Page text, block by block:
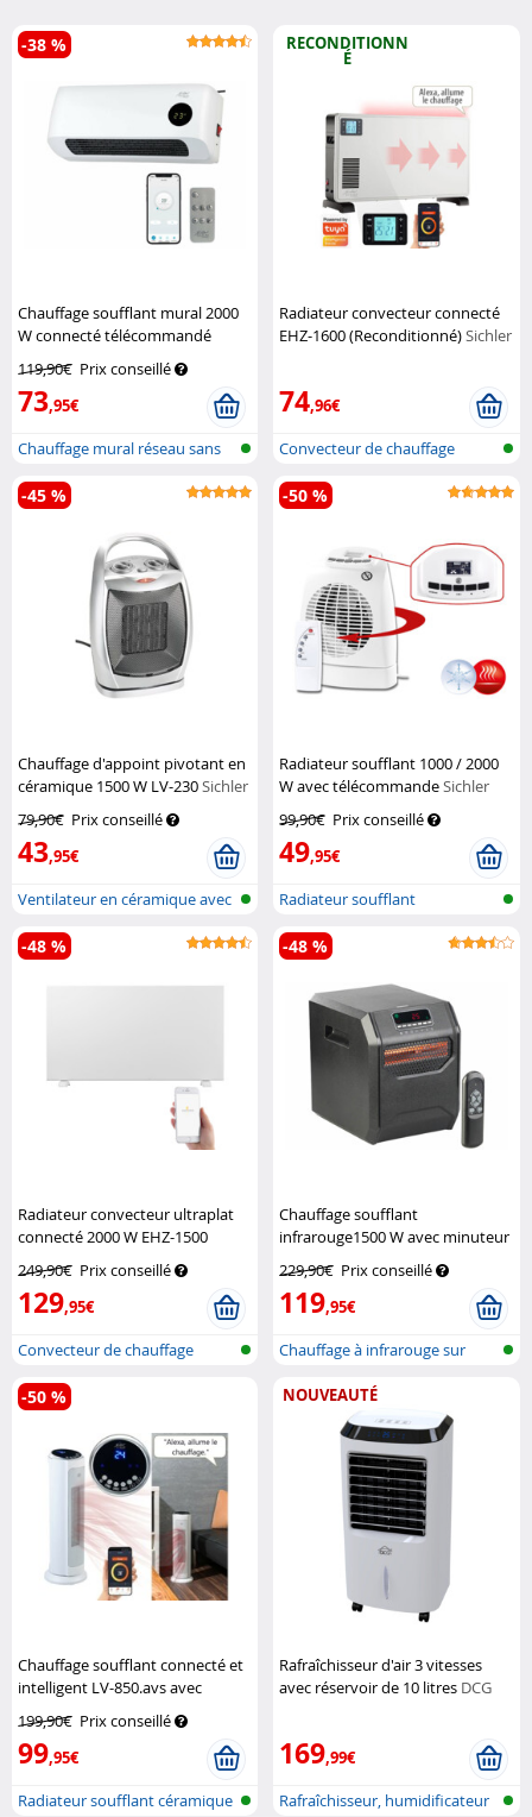
Chauffage soufflant mural 2000
W connecté télécommandé
Sichler Haushaltsgeräte
119,90€ Prix conseillé
73,95€
-38 %
Chauffage mural réseau sans
fil
RECONDITIONN
É
Radiateur convecteur connecté
EHZ-1600 (Reconditionné)Sichler
74,96€
Convecteur de chauffage
connecté
Chauffage d'appoint pivotant en
céramique 1500 W LV-230Sichler
79,90€ Prix conseillé
43,95€
-45 %
Ventilateur en céramique avec
therm...
Radiateur soufflant 1000 / 2000
W avec télécommandeSichler
99,90€ Prix conseillé
49,95€
-50 %
Radiateur soufflant
Radiateur convecteur ultraplat
connecté 2000 W EHZ-1500
Sichler Haushaltsgeräte
249,90€ Prix conseillé
129,95€
-48 %
Convecteur de chauffage
réseau sans...
Chauffage soufflant
infrarouge1500 W avec minuteur
et télécommande LV-900.ir
Sichler Haushaltsgeräte
229,90€ Prix conseillé
119,95€
-48 %
Chauffage à infrarouge sur
Chauffage soufflant connecté et
intelligent LV-850.avs avec
commandes vocalesSichler
Haushaltsgeräte
199,90€ Prix conseillé
99,95€
-50 %
Radiateur soufflant céramique
NOUVEAUTÉ
Rafraîchisseur d'air 3 vitesses
avec réservoir de 10 litres DCG
169,99€
Rafraîchisseur, humidificateur